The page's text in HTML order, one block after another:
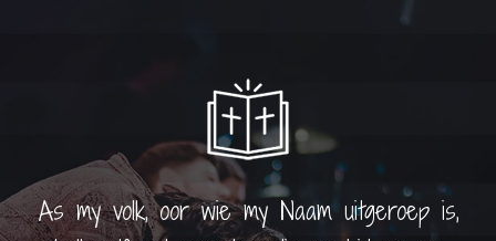
As my volk, oor wie my Naam uitgeroep is,